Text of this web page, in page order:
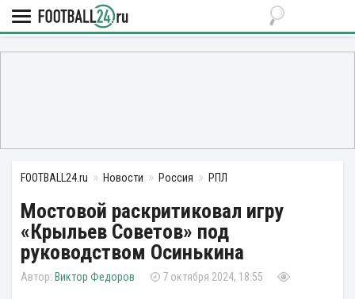
FOOTBALL24.ru Новости Россия РПЛ
Мостовой раскритиковал игру
«Крыльев Советов» под
руководством Осинькина
Виктор Федоров 7 октября 2024, 18:55